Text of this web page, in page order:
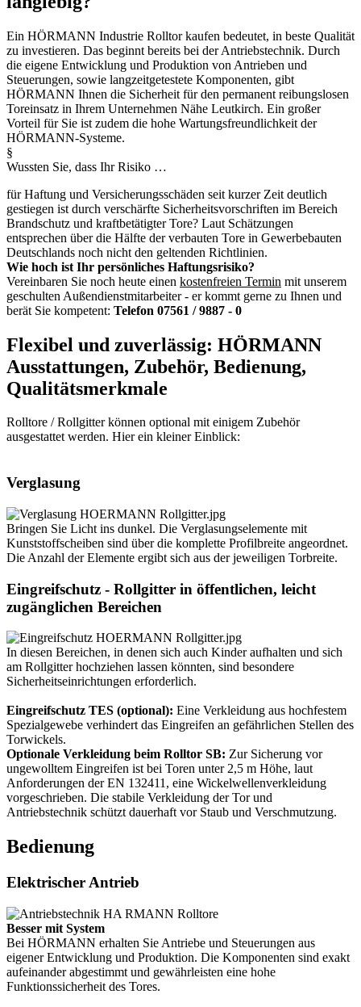
Ein HÖRMANN Industrie Rolltor kaufen bedeutet, in beste Qualität
zu investieren. Das beginnt bereits bei der Antriebstechnik. Durch
die eigene Entwicklung und Produktion von Antrieben und
Steuerungen, sowie langzeitgetestete Komponenten, gibt
HÖRMANN Ihnen die Sicherheit für den permanent reibungslosen
Toreinsatz in Ihrem Unternehmen Nähe Leutkirch. Ein großer
Vorteil für Sie ist zudem die hohe Wartungsfreundlichkeit der
HÖRMANN-Systeme.
§
Wussten Sie, dass Ihr Risiko …
für Haftung und Versicherungsschäden seit kurzer Zeit deutlich
gestiegen ist durch verschärfte Sicherheitsvorschriften im Bereich
Brandschutz und kraftbetätigter Tore? Laut Schätzungen
entsprechen über die Hälfte der verbauten Tore in Gewerbebauten
Deutschlands noch nicht den geltenden Richtlinien.
Wie hoch ist Ihr persönliches Haftungsrisiko?
Vereinbaren Sie noch heute einen kostenfreien Termin mit unserem
geschulten Außendienstmitarbeiter - er kommt gerne zu Ihnen und
berät Sie kompetent: Telefon 07561 / 9887 - 0
Flexibel und zuverlässig: HÖRMANN
Ausstattungen, Zubehör, Bedienung,
Qualitätsmerkmale
Rolltore / Rollgitter können optional mit einigem Zubehör
ausgestattet werden. Hier ein kleiner Einblick:
Verglasung
Bringen Sie Licht ins dunkel. Die Verglasungselemente mit
Kunststoffscheiben sind über die komplette Profilbreite angeordnet.
Die Anzahl der Elemente ergibt sich aus der jeweiligen Torbreite.
Eingreifschutz - Rollgitter in öffentlichen, leicht
zugänglichen Bereichen
In diesen Bereichen, in denen sich auch Kinder aufhalten und sich
am Rollgitter hochziehen lassen könnten, sind besondere
Sicherheitseinrichtungen erforderlich.
Eingreifschutz TES (optional): Eine Verkleidung aus hochfestem
Spezialgewebe verhindert das Eingreifen an gefährlichen Stellen des
Torwickels.
Optionale Verkleidung beim Rolltor SB: Zur Sicherung vor
ungewolltem Eingreifen ist bei Toren unter 2,5 m Höhe, laut
Anforderungen der EN 132411, eine Wickelwellenverkleidung
vorgeschrieben. Die stabile Verkleidung der Tor und
Antriebstechnik schützt dauerhaft vor Staub und Verschmutzung.
Bedienung
Elektrischer Antrieb
Besser mit System
Bei HÖRMANN erhalten Sie Antriebe und Steuerungen aus
eigener Entwicklung und Produktion. Die Komponenten sind exakt
aufeinander abgestimmt und gewährleisten eine hohe
Funktionssicherheit des Tores.